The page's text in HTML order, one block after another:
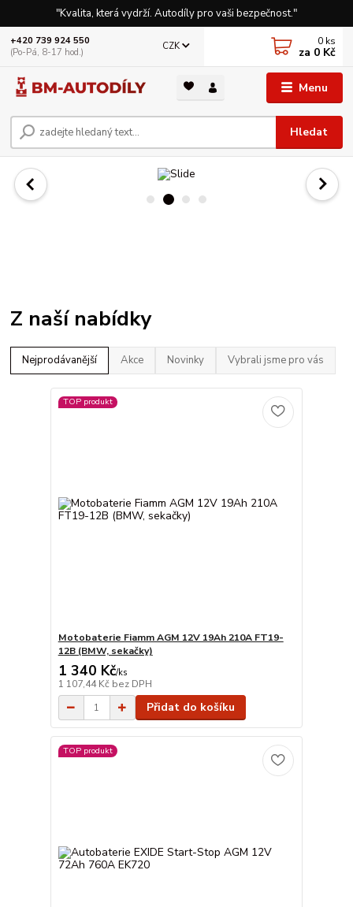
"Kvalita, která vydrží. Autodíly pro vaši bezpečnost."
Menu
CZK
Hledat
+420 739 924 550
(Po-Pá, 8-17 hod.)
0 ks
za 0 Kč
Z naší nabídky
Nejprodávanější Akce Novinky Vybrali jsme pro vás
TOP produkt
Motobaterie Fiamm AGM 12V 19Ah 210A FT19-
12B (BMW, sekačky)
1 340 Kč/ks
1 107,44 Kč bez DPH
Přidat do košíku
TOP produkt